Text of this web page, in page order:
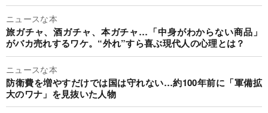
ニュースな本
旅ガチャ、酒ガチャ、本ガチャ…「中身がわからない商品」
がバカ売れするワケ。“外れ”すら喜ぶ現代人の心理とは？
ニュースな本
防衛費を増やすだけでは国は守れない…約100年前に「軍備拡
大のワナ」を見抜いた人物